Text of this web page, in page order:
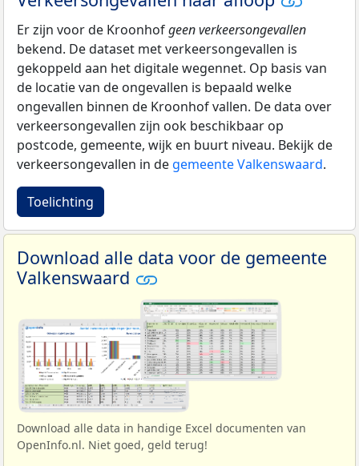
Er zijn voor de Kroonhofgeen verkeersongevallen
bekend. De dataset met verkeersongevallen is
gekoppeld aan het digitale wegennet. Op basis van
de locatie van de ongevallen is bepaald welke
ongevallen binnen de Kroonhof vallen. De data over
verkeersongevallen zijn ook beschikbaar op
postcode, gemeente, wijk en buurt niveau. Bekijk de
verkeersongevallen in de gemeente Valkenswaard.
Toelichting
Download alle data voor de gemeente
Valkenswaard
Download alle data in handige Excel documenten van
OpenInfo.nl. Niet goed, geld terug!